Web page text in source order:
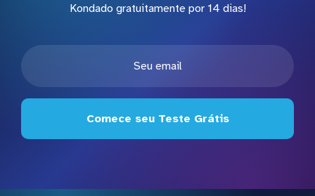
Kondado gratuitamente por 14 dias!
Comece seu Teste Grátis